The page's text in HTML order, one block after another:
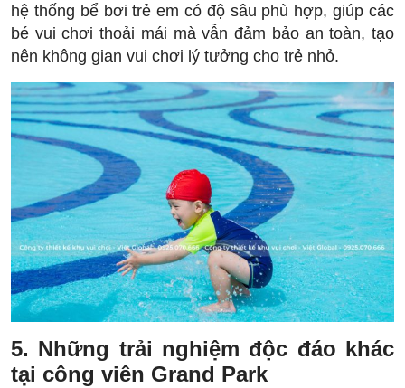
hệ thống bể bơi trẻ em có độ sâu phù hợp, giúp các
bé vui chơi thoải mái mà vẫn đảm bảo an toàn, tạo
nên không gian vui chơi lý tưởng cho trẻ nhỏ.
5. Những trải nghiệm độc đáo khác
tại công viên Grand Park